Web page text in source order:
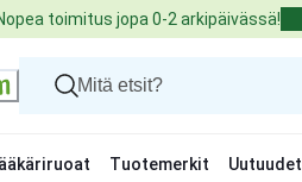
toimitus jopa 0-2 arkipäivässä!
Tuotemerkit Uutuudet